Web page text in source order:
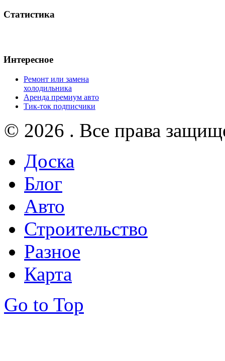
Статистика
Интересное
Ремонт или замена
холодильника
Аренда премиум авто
Тик-ток подписчики
© 2026 . Все права
Доска
Блог
Авто
Строительство
Разное
Карта
Go to Top